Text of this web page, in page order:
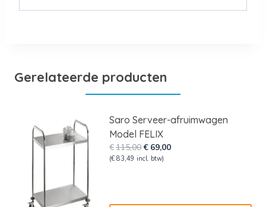
Gerelateerde producten
Saro Serveer-afruimwagen
Model FELIX
€115,00Oorspronkelijke
prijs
€ 69,00Huidige
(€ 83,49 incl. btw)